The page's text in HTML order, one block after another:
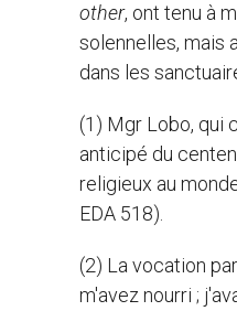
other, ont tenu à
solennelles, mais
dans les
(1) Mgr Lobo, qui
anticipé du
religieux au
EDA 518).
(2) La vocation
m'avez nourri ;